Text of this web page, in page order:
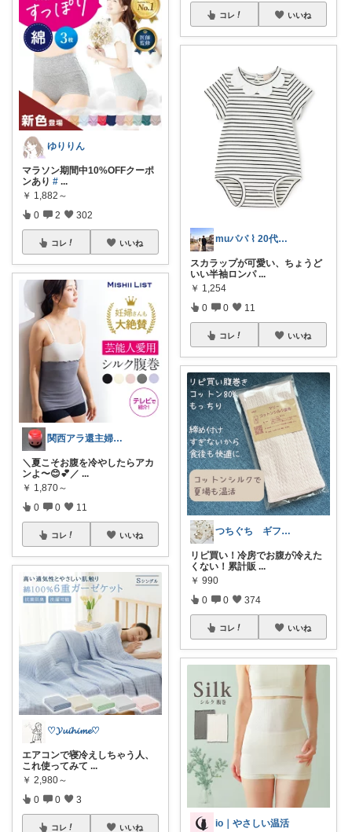
ゆりりん
マラソン期間中10%OFFクーポ
ンあり # ...
￥ 1,882～
0 2 302
コレ いいね
関西アラ還主婦 小町
＼夏こそお腹を冷やしたらアカ
ンよ〜😊💕／ ...
￥ 1,870～
0 0 11
コレ いいね
♡𝓨𝓾𝓲𝓱𝓲𝓶𝓮♡
エアコンで寝冷えしちゃう人、
これ使ってみて ...
￥ 2,980～
0 0 3
コレ いいね
コレ いいね
muパパ ⌇ 20代パパの子育て
スカラップが可愛い、ちょうど
いい半袖ロンパ ...
￥ 1,254
0 0 11
コレ いいね
つちぐち ギフト*暮らし
リピ買い！冷房でお腹が冷えた
くない！累計販 ...
￥ 990
0 0 374
コレ いいね
io｜やさしい温活